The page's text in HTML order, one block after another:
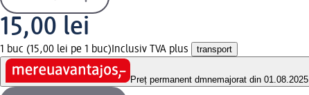
15,00 lei
1 buc (15,00 lei pe 1 buc) Inclusiv TVA plus transport
Preț permanent dmnemajorat din 01.08.2025